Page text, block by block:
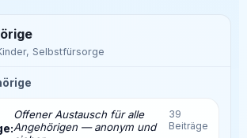
Selbstfürsorge
Offener Austausch für alle
Angehörigen — anonym und
39
Beiträge